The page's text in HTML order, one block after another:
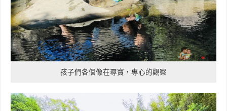
孩子們各個像在尋寶，專心的觀察